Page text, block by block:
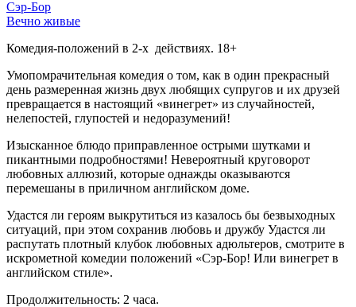
Сэр-Бор
Вечно живые
Комедия-положений в 2-х действиях. 18+
Умопомрачительная комедия о том, как в один прекрасный
день размеренная жизнь двух любящих супругов и их друзей
превращается в настоящий «винегрет» из случайностей,
нелепостей, глупостей и недоразумений!
Изысканное блюдо приправленное острыми шутками и
пикантными подробностями! Невероятный круговорот
любовных аллюзий, которые однажды оказываются
перемешаны в приличном английском доме.
Удастся ли героям выкрутиться из казалось бы безвыходных
ситуаций, при этом сохранив любовь и дружбу Удастся ли
распутать плотный клубок любовных адюльтеров, смотрите в
искрометной комедии положений «Сэр-Бор! Или винегрет в
английском стиле».
Продолжительность: 2 часа.